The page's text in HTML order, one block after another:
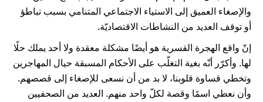
والإصغاء العميق إلى الاستياء الاجتماعي المتنامي بسبب تباطؤ
أو توقف العديد من النشاطات الاقتصاديّة.
إنّ واقع الهجرة القسرية هو أيضًا مشكلة معقدة ولا أحد يملك حلًا
لها. وأكرّر أنّه بغية التغلّب على الأحكام المسبقة حيال المهاجرين
وتخطي قساوة قلوبنا، لا بد من أن نسعى للإصغاء إلى قصصهم.
وأن نعطي اسمًا وقصة لكلّ واحد منهم. العديد من الصحفيين